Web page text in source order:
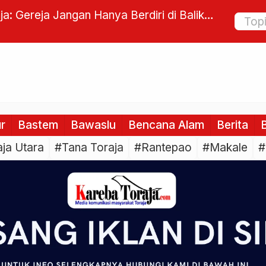
Dana Rp 10 Miliar untuk Bangun
Tiku
Bastem Bawaslu Bencana Alam Berita
Utara #Tana Toraja #Rantepao #Makale